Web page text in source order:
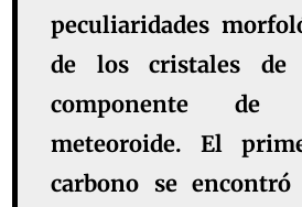
peculiaridades
de los cristales de
componente
meteoroide. El
carbono se